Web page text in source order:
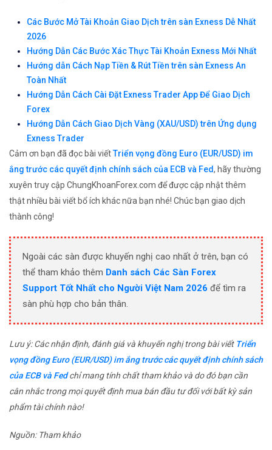
Các Bước Mở Tài Khoản Giao Dịch trên sàn Exness Dễ Nhất
2026
Hướng Dẫn Các Bước Xác Thực Tài Khoản Exness Mới Nhất
Hướng dẫn Cách Nạp Tiền & Rút Tiền trên sàn Exness An
Toàn Nhất
Hướng Dẫn Cách Cài Đặt Exness Trader App Để Giao Dịch
Forex
Hướng Dẫn Cách Giao Dịch Vàng (XAU/USD) trên Ứng dụng
Exness Trader
Cảm ơn bạn đã đọc bài viếtTriển vọng đồng Euro (EUR/USD) im
ắng trước các quyết định chính sách của ECB và Fed, hãy thường
xuyên truy cập ChungKhoanForex.com để được cập nhật thêm
thật nhiều bài viết bổ ích khác nữa bạn nhé! Chúc bạn giao dịch
thành công!
Ngoài các sàn được khuyến nghị cao nhất ở trên, bạn có
thể tham khảo thêm Danh sách Các Sàn Forex
Support Tốt Nhất cho Người Việt Nam 2026 để tìm ra
sàn phù hợp cho bản thân.
Lưu ý: Các nhận định, đánh giá và khuyến nghị trong bài viết Triển
vọng đồng Euro (EUR/USD) im ắng trước các quyết định chính sách
của ECB và Fedchỉ mang tính chất tham khảo và do đó bạn cần
cân nhắc trong mọi quyết định mua bán đầu tư đối với bất kỳ sản
phẩm tài chính nào!
Nguồn: Tham khảo